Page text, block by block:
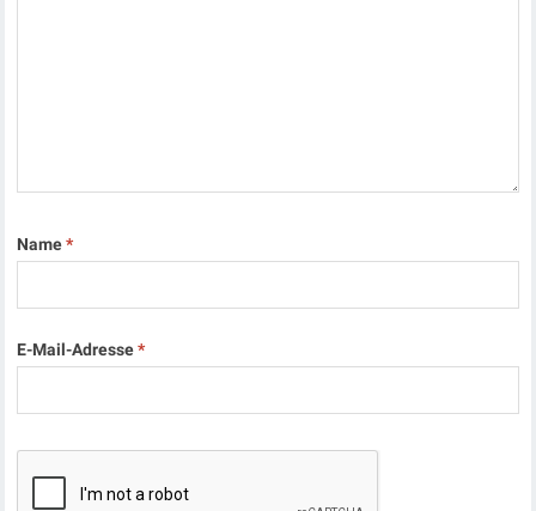
Name*
E-Mail-Adresse*